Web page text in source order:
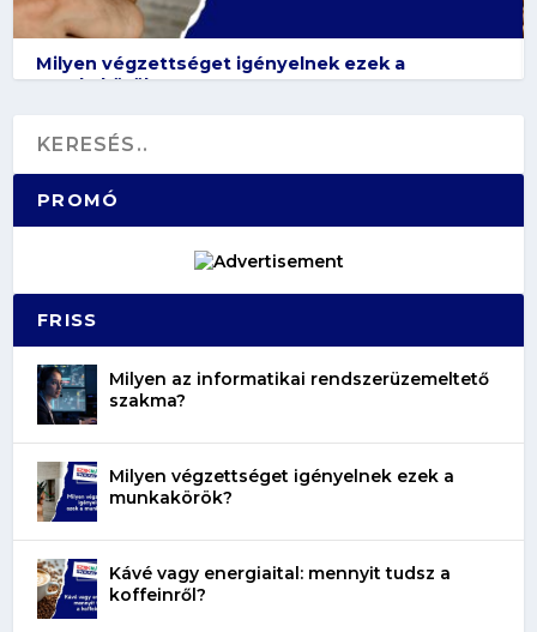
Milyen végzettséget igényelnek ezek a
munkakörök?
PROMÓ
FRISS
Milyen az informatikai rendszerüzemeltető
szakma?
Milyen végzettséget igényelnek ezek a
munkakörök?
Kávé vagy energiaital: mennyit tudsz a
koffeinről?